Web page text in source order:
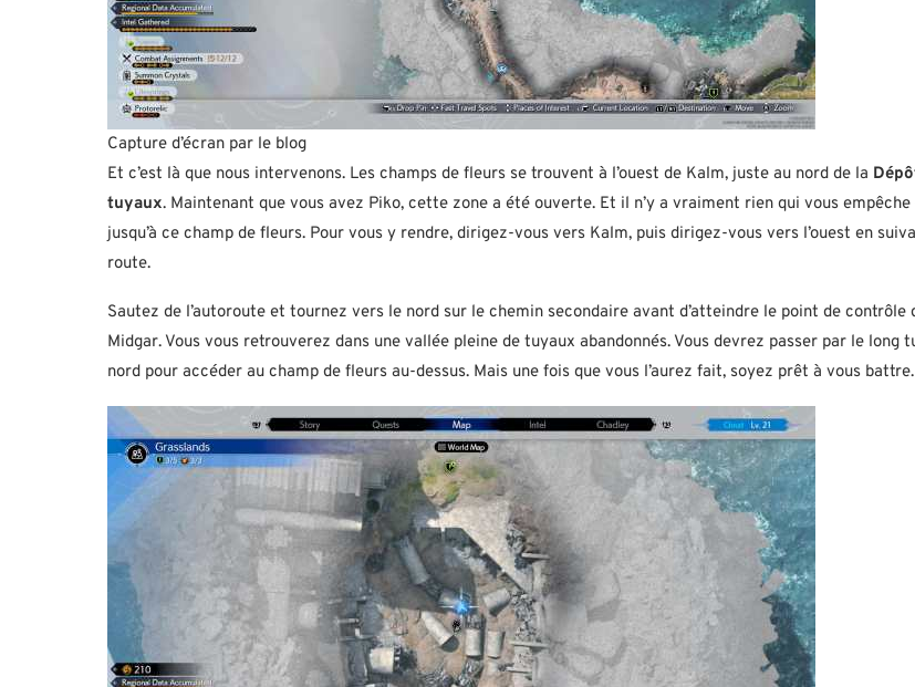
Capture d’écran par le blog
Et c’est là que nous intervenons. Les champs de fleurs se trouvent à l’ouest de Kalm, juste au nord de la
tuyaux. Maintenant que vous avez Piko, cette zone a été ouverte. Et il n’y a vraiment rien qui vous empêche
jusqu’à ce champ de fleurs. Pour vous y rendre, dirigez-vous vers Kalm, puis dirigez-vous vers l’ouest en
route.
Sautez de l’autoroute et tournez vers le nord sur le chemin secondaire avant d’atteindre le point de contrôle
Midgar. Vous vous retrouverez dans une vallée pleine de tuyaux abandonnés. Vous devrez passer par le long
nord pour accéder au champ de fleurs au-dessus. Mais une fois que vous l’aurez fait, soyez prêt à vous battre.